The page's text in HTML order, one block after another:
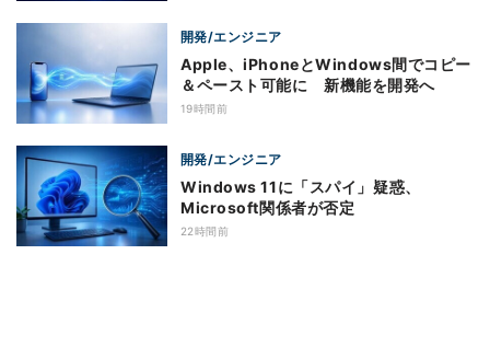
開発/エンジニア
Apple、iPhoneとWindows間でコピー
＆ペースト可能に 新機能を開発へ
19時間前
開発/エンジニア
Windows 11に「スパイ」疑惑、
Microsoft関係者が否定
22時間前